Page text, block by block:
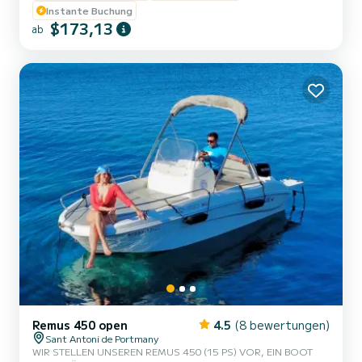
Schnorchelmasken, ZUSÄTZLICH GRATIS MARINE-BOOSTER
NAVBOO!! 4. Mindestnavigationslizenz erforderlich, außerdem
bieten wir vor Ihrem Erlebnis eine Bootseinweisung an, sodass Sie
Instante Buchung
ab $173,13
Remus 450 open 4.5 (8 bewertungen)
Sant Antoni de Portmany
WIR STELLEN UNSEREN REMUS 450 (15 PS) VOR, EIN BOOT